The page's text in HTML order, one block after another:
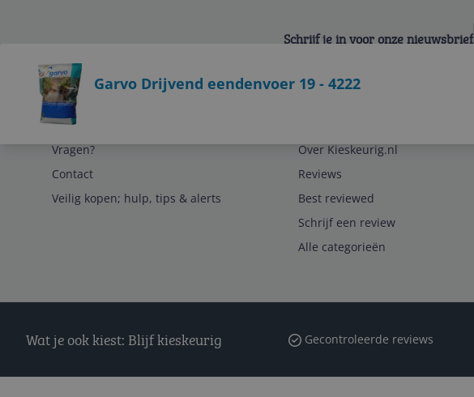
Garvo Drijvend eendenvoer 19 - 4222
Schrijf je in voor onze nieuwsbrief
Service
Vragen?
Contact
Veilig kopen; hulp, tips & alerts
Over Kieskeurig.nl
Reviews
Best reviewed
Schrijf een review
Alle categorieën
Wat je ook kiest: Blijf kieskeurig Gecontroleerde reviews